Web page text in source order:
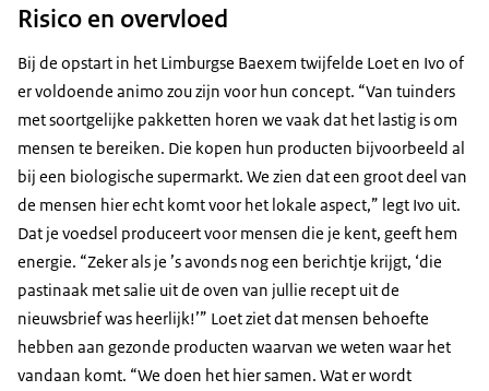
Risico en overvloed
Bij de opstart in het Limburgse Baexem twijfelde Loet en Ivo of
er voldoende animo zou zijn voor hun concept. “Van tuinders
met soortgelijke pakketten horen we vaak dat het lastig is om
mensen te bereiken. Die kopen hun producten bijvoorbeeld al
bij een biologische supermarkt. We zien dat een groot deel van
de mensen hier echt komt voor het lokale aspect,” legt Ivo uit.
Dat je voedsel produceert voor mensen die je kent, geeft hem
energie. “Zeker als je ’s avonds nog een berichtje krijgt, ‘die
pastinaak met salie uit de oven van jullie recept uit de
nieuwsbrief was heerlijk!’” Loet ziet dat mensen behoefte
hebben aan gezonde producten waarvan we weten waar het
vandaan komt. “We doen het hier samen. Wat er wordt